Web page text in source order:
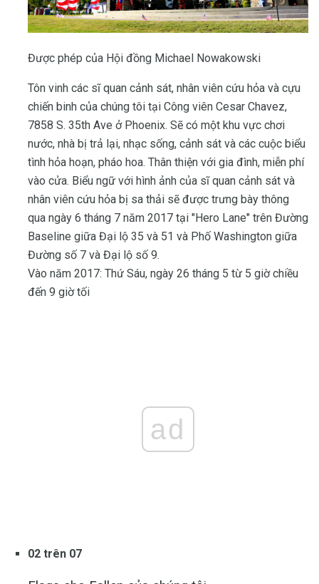
Được phép của Hội đồng Michael Nowakowski
Tôn vinh các sĩ quan cảnh sát, nhân viên cứu hỏa và cựu
chiến binh của chúng tôi tại Công viên Cesar Chavez,
7858 S. 35th Ave ở Phoenix. Sẽ có một khu vực chơi
nước, nhà bị trả lại, nhạc sống, cảnh sát và các cuộc biểu
tình hỏa hoạn, pháo hoa. Thân thiện với gia đình, miễn phí
vào cửa. Biểu ngữ với hình ảnh của sĩ quan cảnh sát và
nhân viên cứu hỏa bị sa thải sẽ được trưng bày thông
qua ngày 6 tháng 7 năm 2017 tại "Hero Lane" trên Đường
Baseline giữa Đại lộ 35 và 51 và Phố Washington giữa
Đường số 7 và Đại lộ số 9.
Vào năm 2017: Thứ Sáu, ngày 26 tháng 5 từ 5 giờ chiều
đến 9 giờ tối
ad
02 trên 07